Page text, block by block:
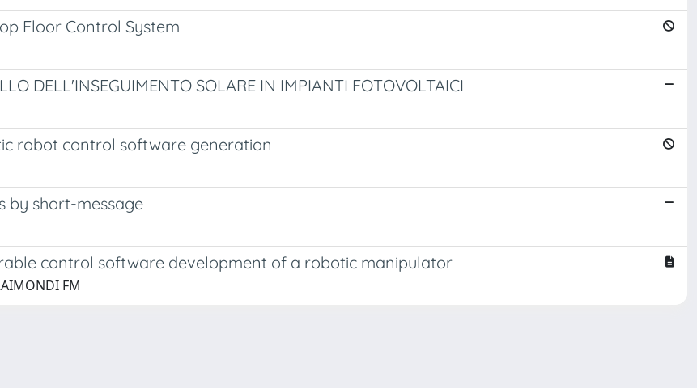
Floor Control System
DELL'INSEGUIMENTO SOLARE IN IMPIANTI FOTOVOLTAICI
robot control software generation
by short-message
control software development of a robotic manipulator
FM